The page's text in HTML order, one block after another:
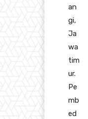
an
gi,
Ja
wa
tim
ur.
Pe
mb
ed